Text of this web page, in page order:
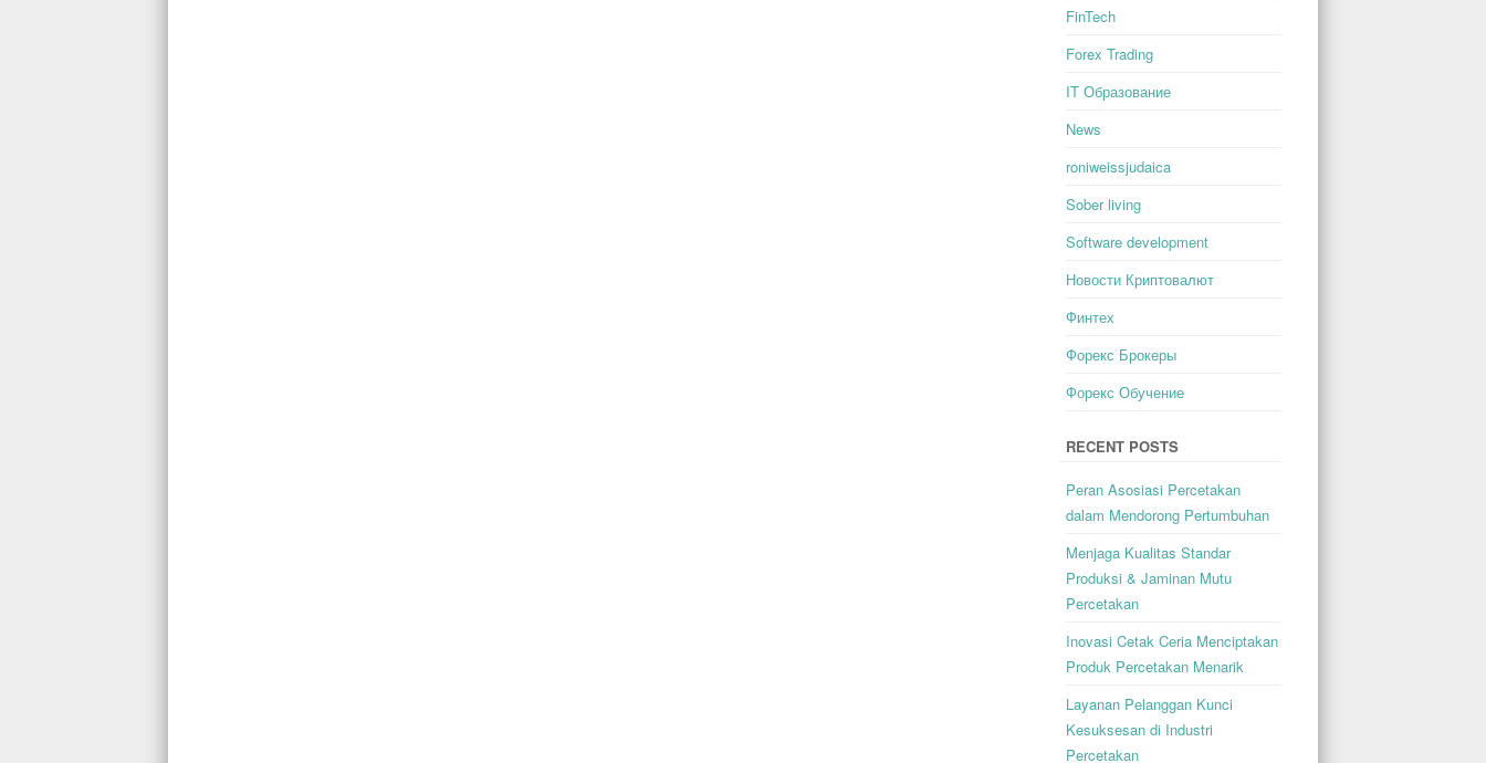
FinTech
Forex Trading
IT Образование
News
roniweissjudaica
Sober living
Software development
Новости Криптовалют
Финтех
Форекс Брокеры
Форекс Обучение
RECENT POSTS
Peran Asosiasi Percetakan
dalam Mendorong Pertumbuhan
Menjaga Kualitas Standar
Produksi & Jaminan Mutu
Percetakan
Inovasi Cetak Ceria Menciptakan
Produk Percetakan Menarik
Layanan Pelanggan Kunci
Kesuksesan di Industri
Percetakan